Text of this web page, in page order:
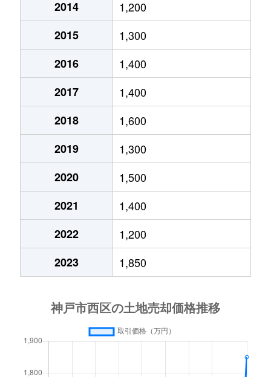
狩場台 4,100万円
神出町
700万円
神出町
95万円
北別府
1,100万円
3,600万円
3,400万円
1,800万円
桜が丘西町
2,900万円
桜が丘西町
1,400万円
桜が丘西町
1,000万円
桜が丘西町
1,600万円 栄(兵庫)
1,300万円 木幡(兵庫)
徒歩
2014
1,200
2015
1,300
2016
1,400
2017
1,400
2018
1,600
2019
1,300
2020
1,500
2021
1,400
2022
1,200
2023
1,850